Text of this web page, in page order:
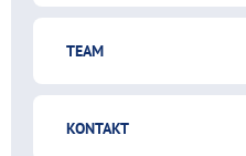
TEAM
KONTAKT